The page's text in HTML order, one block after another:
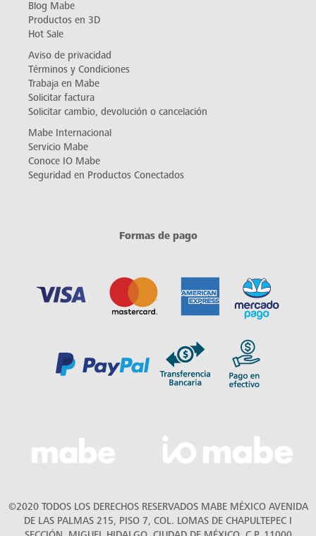
Blog Mabe
Productos en 3D
Hot Sale
Aviso de privacidad
Términos y Condiciones
Trabaja en Mabe
Solicitar factura
Solicitar cambio, devolución o cancelación
Mabe Internacional
Servicio Mabe
Conoce IO Mabe
Seguridad en Productos Conectados
Formas de pago
©2020 TODOS LOS DERECHOS RESERVADOS MABE MÉXICO AVENIDA
DE LAS PALMAS 215, PISO 7, COL. LOMAS DE CHAPULTEPEC I